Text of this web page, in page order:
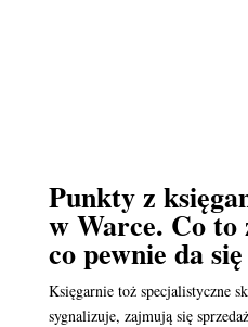
Punkty z
w Warce. Co to
co pewnie da
Księgarnie toż specjalistyczne
sygnalizuje, zajmują się